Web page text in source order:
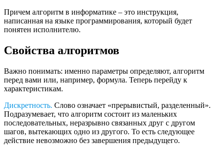
Причем алгоритм в информатике ‒ это инструкция,
написанная на языке программирования, который будет
понятен исполнителю.
Свойства алгоритмов
Важно понимать: именно параметры определяют, алгоритм
перед вами или, например, формула. Теперь перейду к
характеристикам.
Дискретность. Слово означает «прерывистый, разделенный».
Подразумевает, что алгоритм состоит из маленьких
последовательных, неразрывно связанных друг с другом
шагов, вытекающих одно из другого. То есть следующее
действие невозможно без завершения предыдущего.